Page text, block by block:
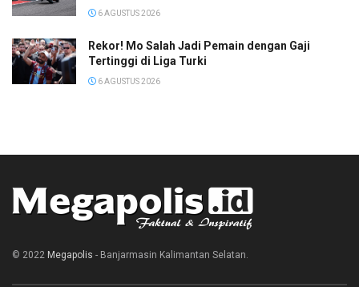
6 AGUSTUS 2026
Rekor! Mo Salah Jadi Pemain dengan Gaji
Tertinggi di Liga Turki
6 AGUSTUS 2026
© 2022 Megapolis - Banjarmasin Kalimantan Selatan.